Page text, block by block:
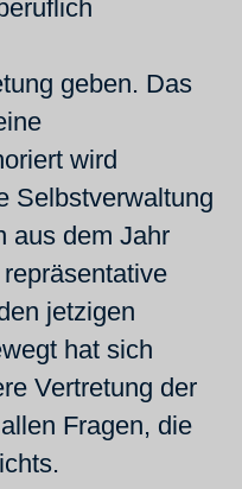
geben. Das
wird
Selbstverwaltung
aus dem Jahr
jetzigen
hat sich
Vertretung der
Fragen, die